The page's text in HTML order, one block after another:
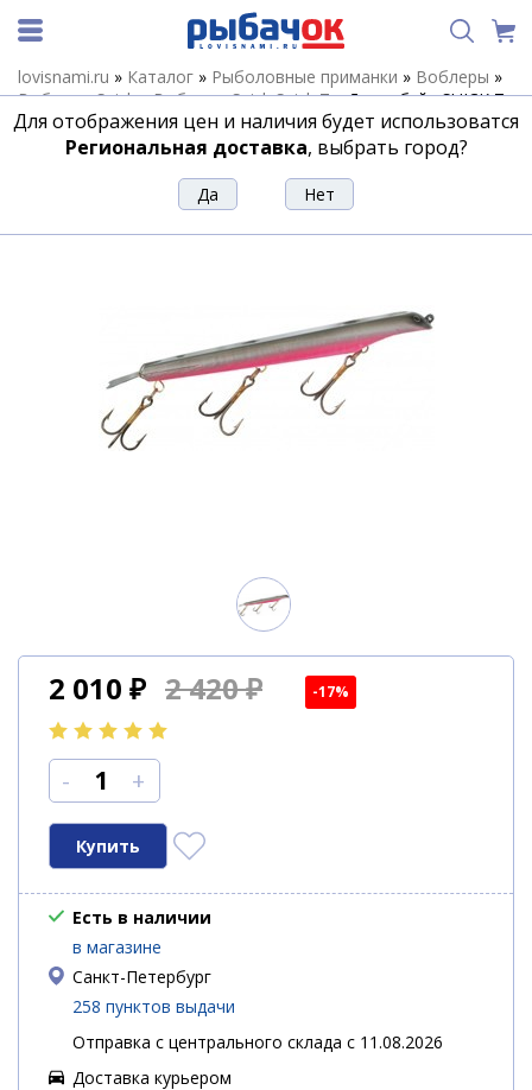
lovisnami.ru » Каталог » Рыболовные приманки » Воблеры »
Воблеры Suick»Воблеры Suick Suick 7»Джеркбэйт SUICK 7-
U
Джеркбэйт SUICK 7-U
2 010 ₽ 2 420 ₽ -17%
- +
Есть в наличии
в магазине
Санкт-Петербург
258 пунктов выдачи
Отправка с центрального склада с 11.08.2026
Доставка курьером
Для отображения цен и наличия будет использоватся
Региональная доставка, выбрать город?